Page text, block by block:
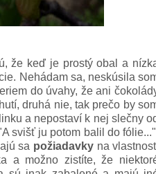
že keď je prostý obal a
Nehádam sa, neskúsila
do úvahy, že ani
druhá nie, tak prečo by
a nepostaví k nej slečny
svišť ju potom balil do
sa požiadavky na
a možno zistíte, že